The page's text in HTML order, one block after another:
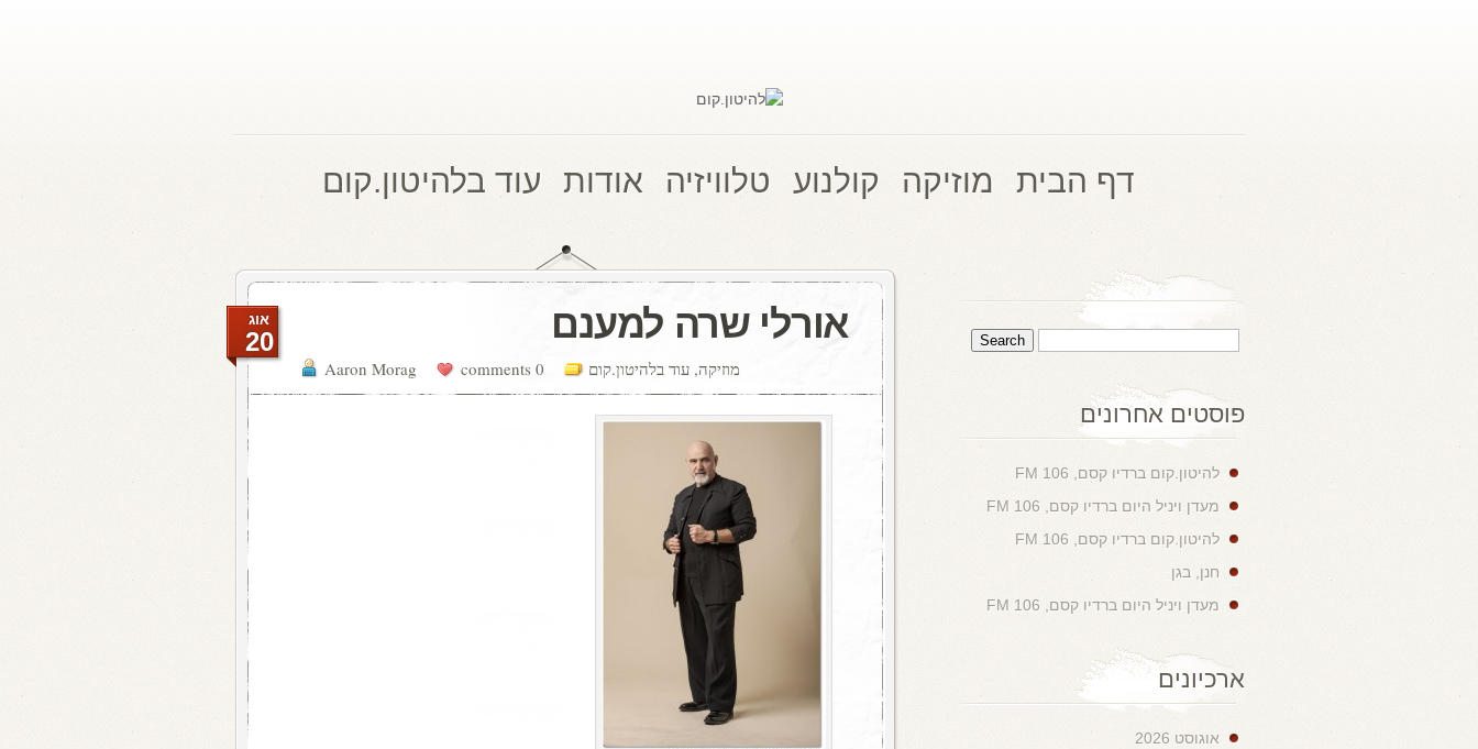
דף הבית מוזיקה קולנוע טלוויזיה אודות עוד בלהיטון.קום
אורלי שרה למענם
Aaron Morag 0 comments מוזיקה, עוד בלהיטון.קום
אוג
20
פוסטים אחרונים
להיטון.קום ברדיו קסם, 106 FM
מעדן ויניל היום ברדיו קסם, 106 FM
להיטון.קום ברדיו קסם, 106 FM
חנן, בגן
מעדן ויניל היום ברדיו קסם, 106 FM
ארכיונים
אוגוסט 2026